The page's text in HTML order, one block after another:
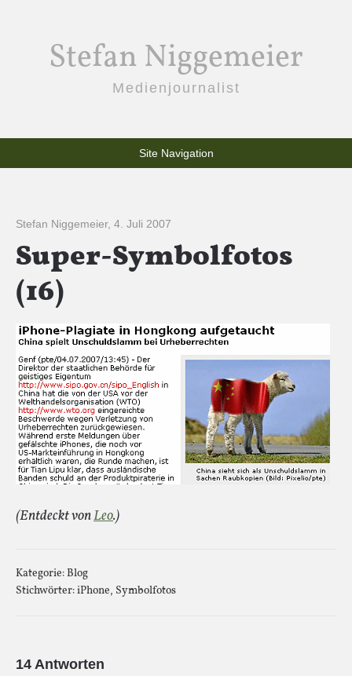
Stefan Niggemeier
Medienjournalist
Site Navigation
Stefan Niggemeier, 4. Juli 2007
Super-Symbolfotos
(16)
(Entdeckt vonLeo.)
Kategorie:Blog
Stichwörter:iPhone, Symbolfotos
14 Antworten